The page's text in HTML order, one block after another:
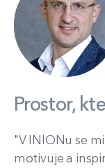
Prostor,
"V INIONu se
motivuje a